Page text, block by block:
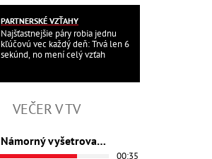
PARTNERSKÉ VZŤAHY
Najšťastnejšie páry robia jednu
kľúčovú vec každý deň: Trvá len 6
sekúnd, no mení celý vzťah
VEČER V TV
NCIS - Námorný vyšetrovací úrad
00:35